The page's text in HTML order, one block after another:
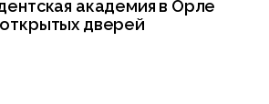
академия в Орле
дверей